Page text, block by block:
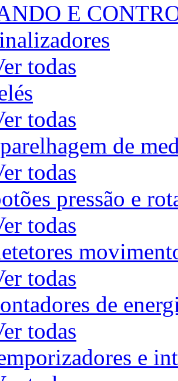
E
todas
todas
de
todas
pressão e
todas
todas
de
todas
e